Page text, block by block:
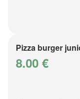
Pizza burger
8.00 €